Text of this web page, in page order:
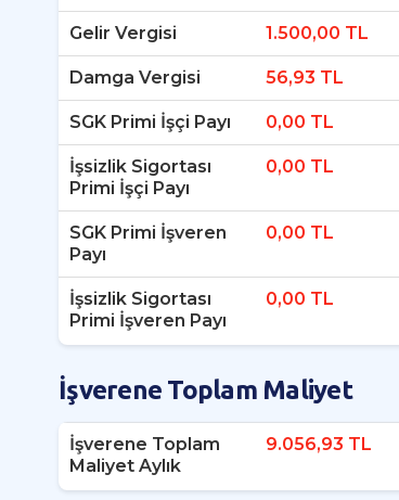
Gelir Vergisi 1.500,00 TL
Damga Vergisi 56,93 TL
SGK Primi İşçi Payı 0,00 TL
İşsizlik Sigortası
Primi İşçi Payı
0,00 TL
SGK Primi İşveren
Payı
0,00 TL
İşsizlik Sigortası
Primi İşveren Payı
0,00 TL
İşverene Toplam Maliyet
İşverene Toplam
Maliyet Aylık
9.056,93 TL